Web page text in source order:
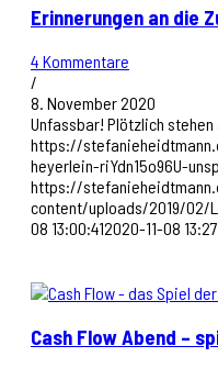
Erinnerungen an die
4 Kommentare
/
8. November 2020
Unfassbar! Plötzlich
https://
heyerlein-riYdn15o96U-
https://
content/uploads/2019/02/
08 13:00:412020-11-08
Cash Flow Abend –